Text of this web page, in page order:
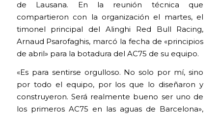
de Lausana. En la reunión técnica que
compartieron con la organización el martes, el
timonel principal del Alinghi Red Bull Racing,
Arnaud Psarofaghis, marcó la fecha de «principios
de abril» para la botadura del AC75 de su equipo.
«Es para sentirse orgulloso. No solo por mí, sino
por todo el equipo, por los que lo diseñaron y
construyeron. Será realmente bueno ser uno de
los primeros AC75 en las aguas de Barcelona»,